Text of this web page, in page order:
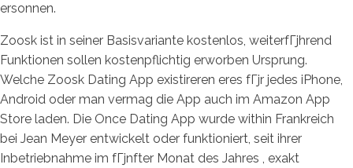
ersonnen.
Zoosk ist in seiner Basisvariante kostenlos, weiterfГјhrend
Funktionen sollen kostenpflichtig erworben Ursprung.
Welche Zoosk Dating App existireren eres fГјr jedes iPhone,
Android oder man vermag die App auch im Amazon App
Store laden. Die Once Dating App wurde within Frankreich
bei Jean Meyer entwickelt oder funktioniert, seit ihrer
Inbetriebnahme im fГјnfter Monat des Jahres , exakt